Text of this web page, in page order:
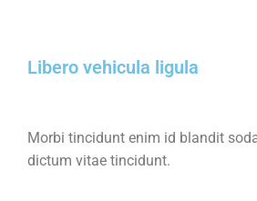
Libero vehicula ligula
Morbi tincidunt enim id blandit
dictum vitae tincidunt.